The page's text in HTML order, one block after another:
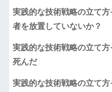
実践的な技術戦略の立て
者を放置していないか？
実践的な技術戦略の立て
死んだ
実践的な技術戦略の立て